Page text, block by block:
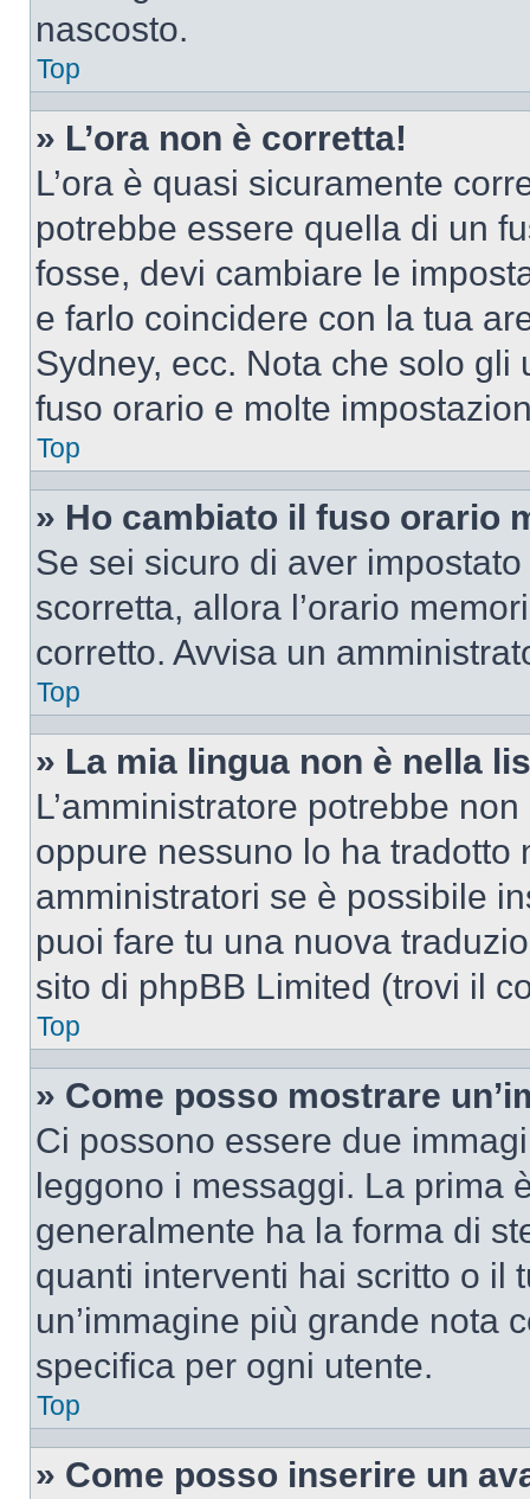
nascosto.
Top
» L’ora non è corretta!
L’ora è quasi sicuramente
potrebbe essere quella di un
fosse, devi cambiare le
e farlo coincidere con la tua
Sydney, ecc. Nota che solo
fuso orario e molte
Top
» Ho cambiato il fuso orario
Se sei sicuro di aver
scorretta, allora l’orario
corretto. Avvisa un
Top
» La mia lingua non è nella
L’amministratore potrebbe
oppure nessuno lo ha
amministratori se è possibile
puoi fare tu una nuova
sito di phpBB Limited (trovi il
Top
» Come posso mostrare
Ci possono essere due
leggono i messaggi. La prima
generalmente ha la forma di
quanti interventi hai scritto o il
un’immagine più grande nota
specifica per ogni utente.
Top
» Come posso inserire un